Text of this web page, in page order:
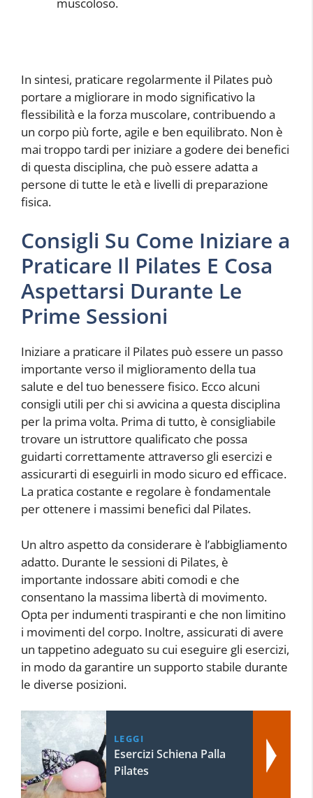
In sintesi, praticare regolarmente il Pilates può
portare a migliorare in modo significativo la
flessibilità e la forza muscolare, contribuendo a
un corpo più forte, agile e ben equilibrato. Non è
mai troppo tardi per iniziare a godere dei benefici
di questa disciplina, che può essere adatta a
persone di tutte le età e livelli di preparazione
fisica.
Consigli Su Come Iniziare a
Praticare Il Pilates E Cosa
Aspettarsi Durante Le
Prime Sessioni
Iniziare a praticare il Pilates può essere un passo
importante verso il miglioramento della tua
salute e del tuo benessere fisico. Ecco alcuni
consigli utili per chi si avvicina a questa disciplina
per la prima volta. Prima di tutto, è consigliabile
trovare un istruttore qualificato che possa
guidarti correttamente attraverso gli esercizi e
assicurarti di eseguirli in modo sicuro ed efficace.
La pratica costante e regolare è fondamentale
per ottenere i massimi benefici dal Pilates.
Un altro aspetto da considerare è l’abbigliamento
adatto. Durante le sessioni di Pilates, è
importante indossare abiti comodi e che
consentano la massima libertà di movimento.
Opta per indumenti traspiranti e che non limitino
i movimenti del corpo. Inoltre, assicurati di avere
un tappetino adeguato su cui eseguire gli esercizi,
in modo da garantire un supporto stabile durante
le diverse posizioni.
LEGGI
Esercizi Schiena Palla
Pilates